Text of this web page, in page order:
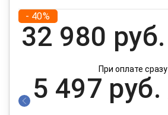
- 40%
32 980 руб.
При оплате сразу
5 497 руб.